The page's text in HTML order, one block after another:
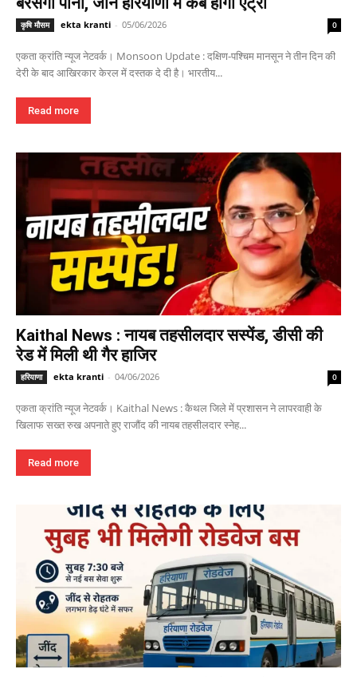
कृषि मौसम ekta kranti - 05/06/2026 0
एकता क्रांति न्यूज नेटवर्क। Monsoon Update : दक्षिण-पश्चिम मानसून ने तीन दिन की
देरी के बाद आखिरकार केरल में दस्तक दे दी है। भारतीय...
Read more
Kaithal News : नायब तहसीलदार सस्पेंड, डीसी की
रेड में मिली थी गैर हाजिर
हरियाणा ekta kranti - 04/06/2026 0
एकता क्रांति न्यूज नेटवर्क। Kaithal News : कैथल जिले में प्रशासन ने लापरवाही के
खिलाफ सख्त रुख अपनाते हुए राजौंद की नायब तहसीलदार स्नेह...
Read more